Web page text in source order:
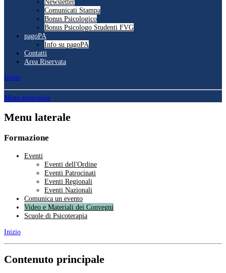
Comunicati Stampa
Bonus Psicologico
Bonus Psicologo Studenti FVG
pagoPA
Info su pagoPA
Contatti
Area Riservata
Inizio
Menu principale
Menu laterale
Formazione
Eventi
Eventi dell'Ordine
Eventi Patrocinati
Eventi Regionali
Eventi Nazionali
Comunica un evento
Video e Materiali dei Convegni
Scuole di Psicoterapia
Inizio
Contenuto principale